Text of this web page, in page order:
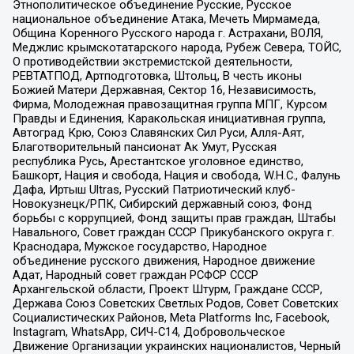
Этнополитическое объединение Русские, Русское
национальное объединение Атака, Мечеть Мирмамеда,
Община Коренного Русского народа г. Астрахани, ВОЛЯ,
Меджлис крымскотатарского народа, Рубеж Севера, ТОЙС,
О противодействии экстремистской деятельности,
РЕВТАТПОД, Артподготовка, Штольц, В честь иконы
Божией Матери Державная, Сектор 16, Независимость,
Фирма, Молодежная правозащитная группа МПГ, Курсом
Правды и Единения, Каракольская инициативная группа,
Автоград Крю, Союз Славянских Сил Руси, Алля-Аят,
Благотворительный пансионат Ак Умут, Русская
республика Русь, Арестантское уголовное единство,
Башкорт, Нация и свобода, Нация и свобода, W.H.С., Фалунь
Дафа, Иртыш Ultras, Русский Патриотический клуб-
Новокузнецк/РПК, Сибирский державный союз, Фонд
борьбы с коррупцией, Фонд защиты прав граждан, Штабы
Навального, Совет граждан СССР Прикубанского округа г.
Краснодара, Мужское государство, Народное
объединение русского движения, Народное движение
Адат, Народный совет граждан РСФСР СССР
Архангельской области, Проект Штурм, Граждане СССР,
Держава Союз Советских Светлых Родов, Совет Советских
Социалистических Районов, Meta Platforms Inc, Facebook,
Instagram, WhatsApp, СИЧ-С14, Добровольческое
Движение Организации украинских националистов, Черный